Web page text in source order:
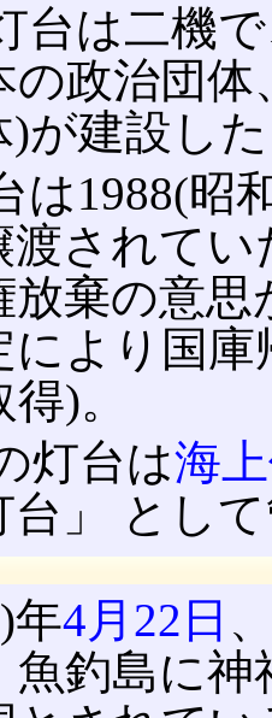
台は二機
の政治団
)が建設し
は1988(昭
されてい
放棄の意
により国
)。
灯台は海
台」 とし
年4月22日
魚釣島に神